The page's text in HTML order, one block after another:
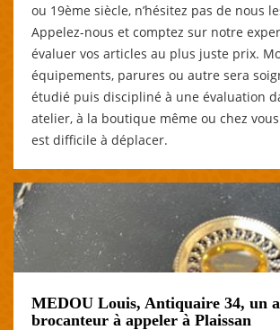
ou 19ème siècle, n’hésitez pas de nous
Appelez-nous et comptez sur notre
évaluer vos articles au plus juste prix.
équipements, parures ou autre sera
étudié puis discipliné à une évaluation
atelier, à la boutique même ou chez
est difficile à déplacer.
MEDOU Louis, Antiquaire 34, un
brocanteur à appeler à Plaissan